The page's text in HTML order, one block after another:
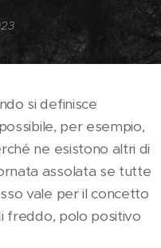
si definisce
per esempio,
ne esistono altri di
assolata se tutte
vale per il concetto
freddo, polo positivo